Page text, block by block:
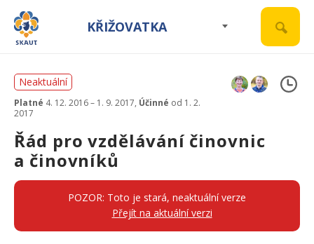
KŘIŽOVATKA
Neaktuální
Platné 4. 12. 2016 – 1. 9. 2017, Účinné od 1. 2.
2017
Řád pro vzdělávání činovnic
a činovníků
POZOR: Toto je stará, neaktuální verze
Přejít na aktuální verzi